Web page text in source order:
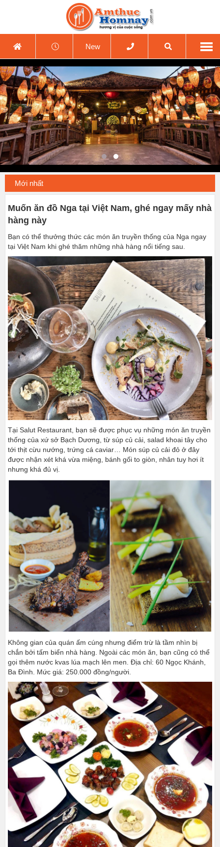
New
Mới nhất
Muốn ăn đồ Nga tại Việt Nam, ghé ngay mấy nhà
hàng này
Bạn có thể thưởng thức các món ăn truyền thống của Nga ngay
tại Việt Nam khi ghé thăm những nhà hàng nổi tiếng sau.
Tại Salut Restaurant, bạn sẽ được phục vụ những món ăn truyền
thống của xứ sở Bạch Dương, từ súp củ cải, salad khoai tây cho
tới thịt cừu nướng, trứng cá caviar… Món súp củ cải đỏ ở đây
được nhận xét khá vừa miệng, bánh gối to giòn, nhân tuy hơi ít
nhưng khá đủ vị.
Không gian của quán ấm cúng nhưng điểm trừ là tầm nhìn bị
chắn bởi tấm biển nhà hàng. Ngoài các món ăn, bạn cũng có thể
gọi thêm nước kvas lúa mạch lên men. Địa chỉ: 60 Ngọc Khánh,
Ba Đình. Mức giá: 250.000 đồng/người.